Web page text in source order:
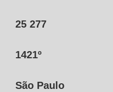
25 277
1421º
São Paulo